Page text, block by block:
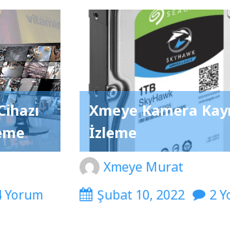
Xmeye Kamera Kayıt
İzleme
Xmeye Murat